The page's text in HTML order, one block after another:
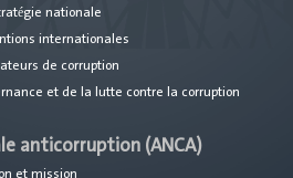
nationale
internationales
de corruption
et de la lutte contre la corruption
anticorruption (ANCA)
et mission